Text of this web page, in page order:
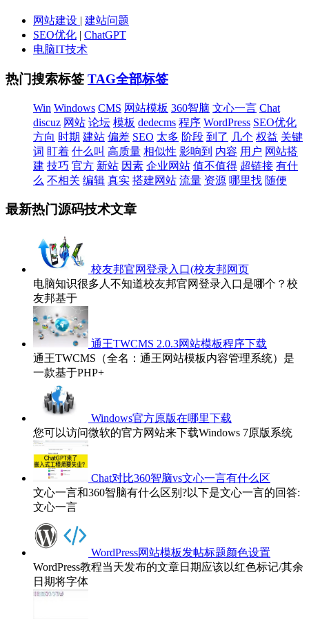
网站建设 | 建站问题
SEO优化 | ChatGPT
电脑IT技术
热门搜索标签 TAG全部标签
Win Windows CMS 网站模板 360智脑 文心一言 Chat
discuz 网站 论坛 模板 dedecms 程序 WordPress SEO优化
方向 时期 建站 偏差 SEO 太多 阶段 到了 几个 权益 关键
词 盯着 什么叫 高质量 相似性 影响到 内容 用户 网站搭
建 技巧 官方 新站 因素 企业网站 值不值得 超链接 有什
么 不相关 编辑 真实 搭建网站 流量 资源 哪里找 随便
最新热门源码技术文章
校友邦官网登录入口(校友邦网页
电脑知识很多人不知道校友邦官网登录入口是哪个？校
友邦基于
通王TWCMS 2.0.3网站模板程序下载
通王TWCMS（全名：通王网站模板内容管理系统）是
一款基于PHP+
Windows官方原版在哪里下载
您可以访问微软的官方网站来下载Windows 7原版系统
Chat对比360智脑vs文心一言有什么区
文心一言和360智脑有什么区别?以下是文心一言的回答:
文心一言
WordPress网站模板发帖标题颜色设置
WordPress教程当天发布的文章日期应该以红色标记/其余
日期将字体